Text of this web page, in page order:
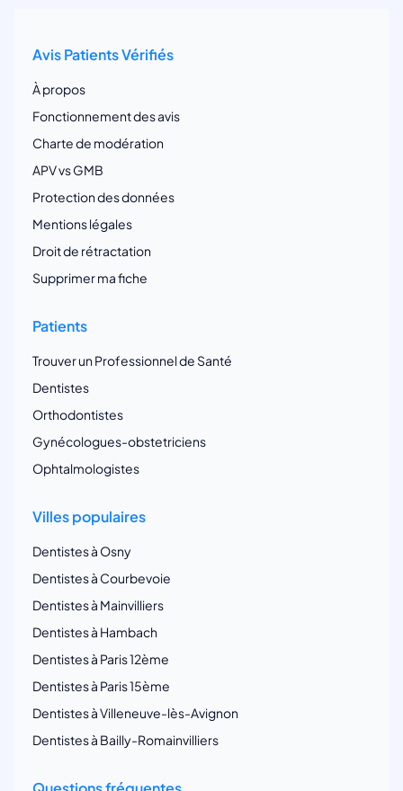
Avis Patients Vérifiés
À propos
Fonctionnement des avis
Charte de modération
APV vs GMB
Protection des données
Mentions légales
Droit de rétractation
Supprimer ma fiche
Patients
Trouver un Professionnel de Santé
Dentistes
Orthodontistes
Gynécologues-obstetriciens
Ophtalmologistes
Villes populaires
Dentistes à Osny
Dentistes à Courbevoie
Dentistes à Mainvilliers
Dentistes à Hambach
Dentistes à Paris 12ème
Dentistes à Paris 15ème
Dentistes à Villeneuve-lès-Avignon
Dentistes à Bailly-Romainvilliers